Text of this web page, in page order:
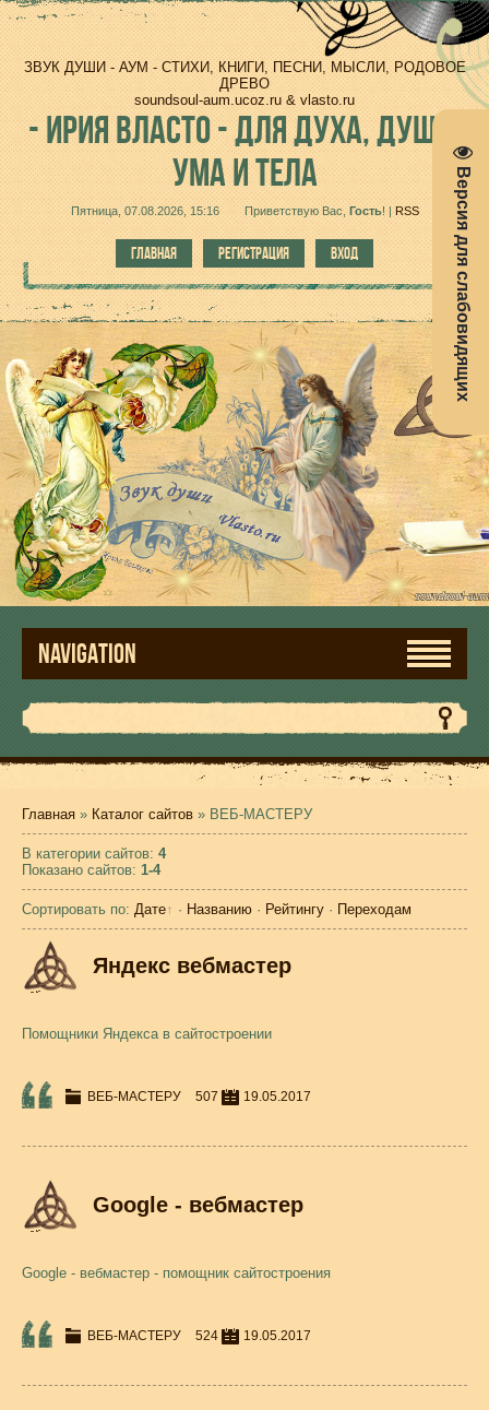
Версия для слабовидящих
ЗВУК ДУШИ - АУМ - СТИХИ, КНИГИ, ПЕСНИ, МЫСЛИ, РОДОВОЕ
ДРЕВО
soundsoul-aum.ucoz.ru & vlasto.ru
-ИРИЯ ВЛАСТО - ДЛЯ ДУХА, ДУШИ,
УМА И ТЕЛА
Пятница, 07.08.2026, 15:16 Приветствую Вас Гость!| RSS
ГЛАВНАЯ РЕГИСТРАЦИЯ ВХОД
NAVIGATION
Главная » Каталог сайтов » ВЕБ-МАСТЕРУ
В категории сайтов: 4
Показано сайтов: 1-4
Сортировать по: Дате · Названию · Рейтингу · Переходам
Яндекс вебмастер
Помощники Яндекса в сайтостроении
ВЕБ-МАСТЕРУ 507 19.05.2017
Google - вебмастер
Google - вебмастер - помощник сайтостроения
ВЕБ-МАСТЕРУ 524 19.05.2017